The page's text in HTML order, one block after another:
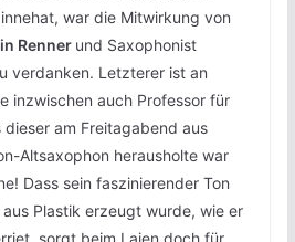
war die Mitwirkung von
Renner und Saxophonist
verdanken. Letzterer ist an
inzwischen auch Professor für
am Freitagabend aus
Altsaxophon herausholte war
Dass sein faszinierender Ton
Plastik erzeugt wurde, wie er
sorgt beim Laien doch für